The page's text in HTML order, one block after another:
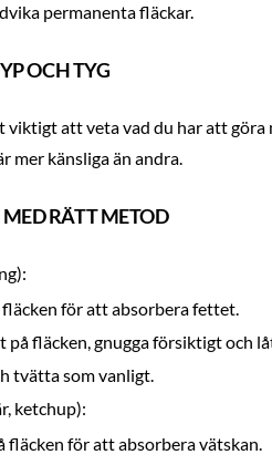
permanenta fläckar.
OCH TYG
att veta vad du har att göra
mer känsliga än andra.
RÄTT METOD
för att absorbera fettet.
på fläcken, gnugga försiktigt och
tvätta som vanligt.
ketchup):
fläcken för att absorbera vätskan.